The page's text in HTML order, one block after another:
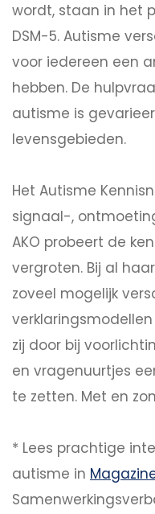
wordt, staan in het
DSM-5. Autisme
voor iedereen een
hebben. De
autisme is
levensgebieden.
Het Autisme
signaal-,
AKO probeert de
vergroten. Bij al
zoveel mogelijk
zij door bij
en vragenuurtjes
te zetten. Met en
* Lees prachtige
autisme in